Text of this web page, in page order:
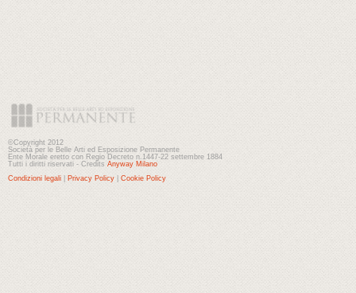
©Copyright 2012
Società per le Belle Arti ed Esposizione Permanente
Ente Morale eretto con Regio Decreto n.1447-22 settembre 1884
Tutti i diritti riservati - Credits Anyway Milano
Condizioni legali
Privacy Policy Cookie Policy